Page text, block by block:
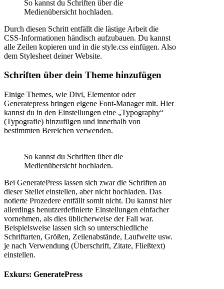
So kannst du Schriften über die
Medienübersicht hochladen.
Durch diesen Schritt entfällt die lästige Arbeit die
CSS-Informationen händisch aufzubauen. Du kannst
alle Zeilen kopieren und in die style.css einfügen. Also
dem Stylesheet deiner Website.
Schriften über dein Theme hinzufügen
Einige Themes, wie Divi, Elementor oder
Generatepress bringen eigene Font-Manager mit. Hier
kannst du in den Einstellungen eine „Typography“
(Typografie) hinzufügen und innerhalb von
bestimmten Bereichen verwenden.
So kannst du Schriften über die
Medienübersicht hochladen.
Bei GeneratePress lassen sich zwar die Schriften an
dieser Stellet einstellen, aber nicht hochladen. Das
notierte Prozedere entfällt somit nicht. Du kannst hier
allerdings benutzerdefinierte Einstellungen einfacher
vornehmen, als dies üblicherweise der Fall war.
Beispielsweise lassen sich so unterschiedliche
Schriftarten, Größen, Zeilenabstände, Laufweite usw.
je nach Verwendung (Überschrift, Zitate, Fließtext)
einstellen.
Exkurs: GeneratePress